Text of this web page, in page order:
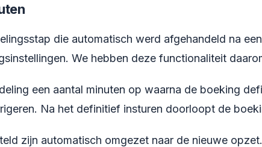
die automatisch werd afgehandeld na
We hebben deze functionaliteit
een aantal minuten op waarna de boeking
Na het definitief insturen doorloopt de
zijn automatisch omgezet naar de nieuwe